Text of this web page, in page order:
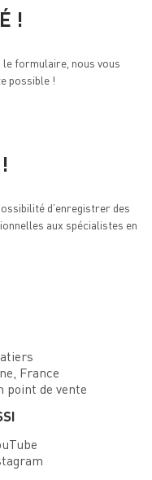
!
formulaire, nous vous
possible !
d’enregistrer des
aux spécialistes en
France
point de vente